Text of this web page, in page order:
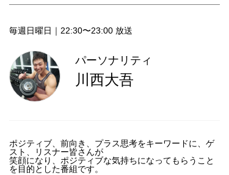
毎週日曜日｜22:30〜23:00 放送
パーソナリティ
川西大吾
ポジティブ、前向き、プラス思考をキーワードに、ゲ
スト、リスナー皆さんが
笑顔になり、ポジティブな気持ちになってもらうこと
を目的とした番組です。